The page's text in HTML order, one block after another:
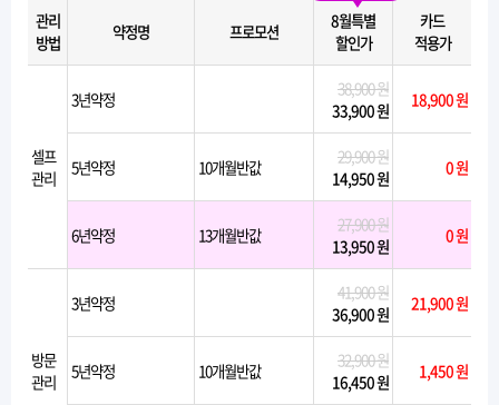
관리
방법
약정명 프로모션
8월특별
할인가
카드
적용가
셀프
관리
3년약정
38,900 원
33,900 원
18,900 원
5년약정 10개월반값
29,900 원
14,950 원
0 원
6년약정 13개월반값
27,900 원
13,950 원
0 원
방문
관리
3년약정
41,900 원
36,900 원
21,900 원
5년약정 10개월반값
32,900 원
16,450 원
1,450 원